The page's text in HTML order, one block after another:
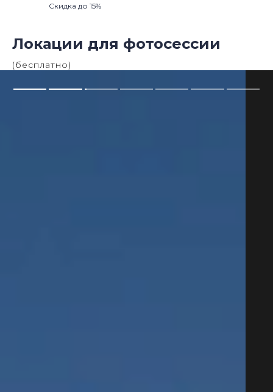
Скидка до 15%
Локации для фотосессии
(бесплатно)